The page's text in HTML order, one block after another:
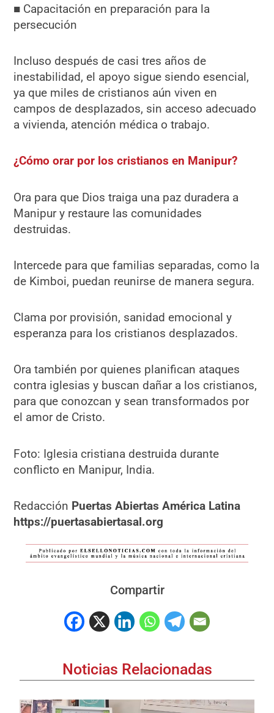
■ Capacitación en preparación para la
persecución
Incluso después de casi tres años de
inestabilidad, el apoyo sigue siendo esencial,
ya que miles de cristianos aún viven en
campos de desplazados, sin acceso adecuado
a vivienda, atención médica o trabajo.
¿Cómo orar por los cristianos en Manipur?
Ora para que Dios traiga una paz duradera a
Manipur y restaure las comunidades
destruidas.
Intercede para que familias separadas, como la
de Kimboi, puedan reunirse de manera segura.
Clama por provisión, sanidad emocional y
esperanza para los cristianos desplazados.
Ora también por quienes planifican ataques
contra iglesias y buscan dañar a los cristianos,
para que conozcan y sean transformados por
el amor de Cristo.
Foto: Iglesia cristiana destruida durante
conflicto en Manipur, India.
Redacción Puertas Abiertas América Latina
https://puertasabiertasal.org
Compartir
Noticias Relacionadas